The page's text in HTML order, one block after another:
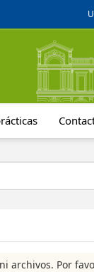
archivos. Por